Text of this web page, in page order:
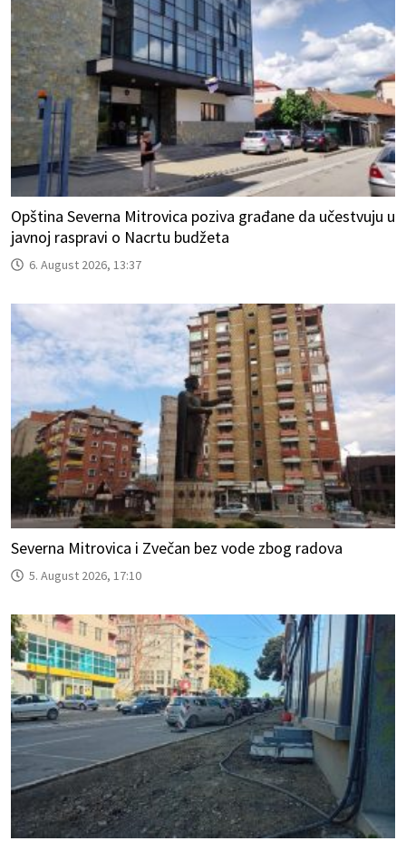
Opština Severna Mitrovica poziva građane da učestvuju u
javnoj raspravi o Nacrtu budžeta
6. August 2026, 13:37
Severna Mitrovica i Zvečan bez vode zbog radova
5. August 2026, 17:10